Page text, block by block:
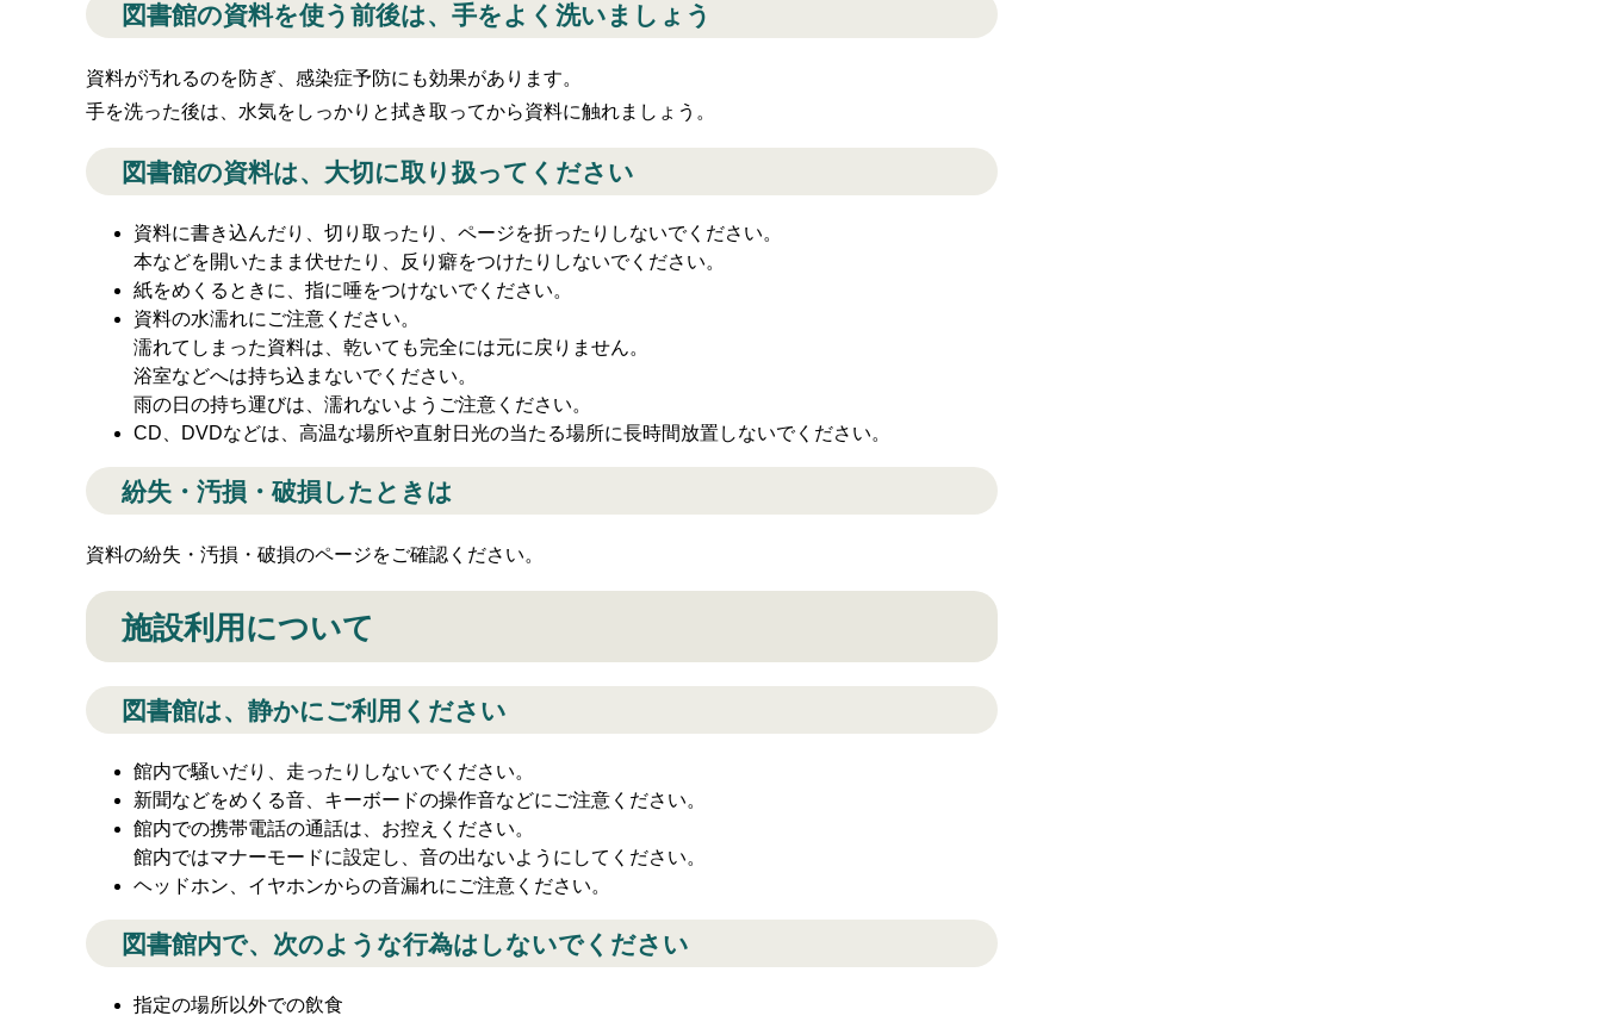
図書館の資料を使う前後は、手をよく洗いましょう
資料が汚れるのを防ぎ、感染症予防にも効果があります。
手を洗った後は、水気をしっかりと拭き取ってから資料に触れましょう。
図書館の資料は、大切に取り扱ってください
資料に書き込んだり、切り取ったり、ページを折ったりしないでください。
本などを開いたまま伏せたり、反り癖をつけたりしないでください。
紙をめくるときに、指に唾をつけないでください。
資料の水濡れにご注意ください。
濡れてしまった資料は、乾いても完全には元に戻りません。
浴室などへは持ち込まないでください。
雨の日の持ち運びは、濡れないようご注意ください。
CD、DVDなどは、高温な場所や直射日光の当たる場所に長時間放置しないでください。
紛失・汚損・破損したときは
資料の紛失・汚損・破損のページをご確認ください。
施設利用について
図書館は、静かにご利用ください
館内で騒いだり、走ったりしないでください。
新聞などをめくる音、キーボードの操作音などにご注意ください。
館内での携帯電話の通話は、お控えください。
館内ではマナーモードに設定し、音の出ないようにしてください。
ヘッドホン、イヤホンからの音漏れにご注意ください。
図書館内で、次のような行為はしないでください
指定の場所以外での飲食